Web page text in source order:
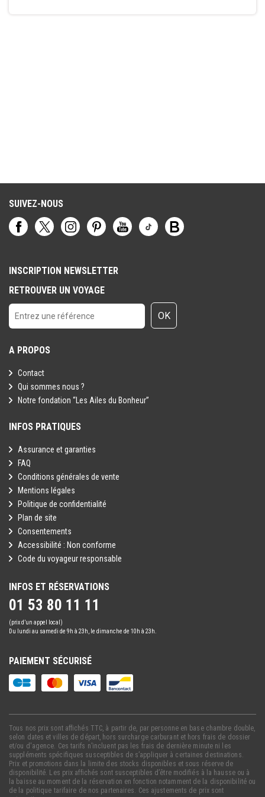
SUIVEZ-NOUS
INSCRIPTION NEWSLETTER
RETROUVER UN VOYAGE
OK
A PROPOS
Contact
Qui sommes nous ?
Notre fondation “Les Ailes du Bonheur”
INFOS PRATIQUES
Assurance et garanties
FAQ
Conditions générales de vente
Mentions légales
Politique de confidentialité
Plan de site
Consentements
Accessibilité : Non conforme
Code du voyageur responsable
INFOS ET RÉSERVATIONS
01 53 80 11 11
(prix d’un appel local)
Du lundi au samedi de 9h à 23h, le dimanche de 10h à 23h.
PAIEMENT SÉCURISÉ
Tous nos prix sont affichés TTC, à partir de, par personne en base chambre double,
selon dates et villes de départ, hors surcharge carburant et hors frais de dossier
et/ou d'agence. Ces tarifs n’incluent pas les frais de dernière minute ni les
suppléments spécifiques susceptibles de s’appliquer à certaines destinations.
Prix et promotions dans la limite des stocks disponibles et sous réserve de
disponibilité. Les prix affichés sont susceptibles d’être modifiés à la hausse ou à
la baisse au moment de la réservation en fonction notamment de la disponibilité ou
de la politique tarifaire de nos partenaires. Ces ajustements de prix sont